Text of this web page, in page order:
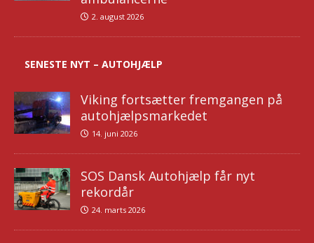
2. august 2026
SENESTE NYT – AUTOHJÆLP
Viking fortsætter fremgangen på
autohjælpsmarkedet
14. juni 2026
SOS Dansk Autohjælp får nyt
rekordår
24. marts 2026